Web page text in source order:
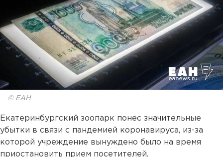
© ЕАН
Екатеринбургский зоопарк понес значительные
убытки в связи с пандемией коронавируса, из-за
которой учреждение вынуждено было на время
приостановить прием посетителей.